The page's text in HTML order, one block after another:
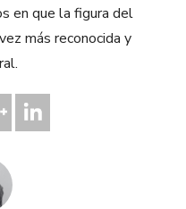
en que la figura del
más reconocida y